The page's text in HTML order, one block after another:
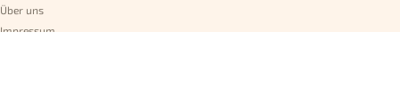
Über uns
Impressum